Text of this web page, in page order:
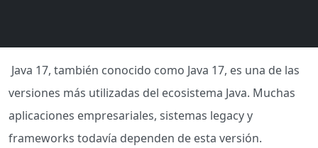
Java 17, también conocido como Java 17, es una de las
versiones más utilizadas del ecosistema Java. Muchas
aplicaciones empresariales, sistemas legacy y
frameworks todavía dependen de esta versión.